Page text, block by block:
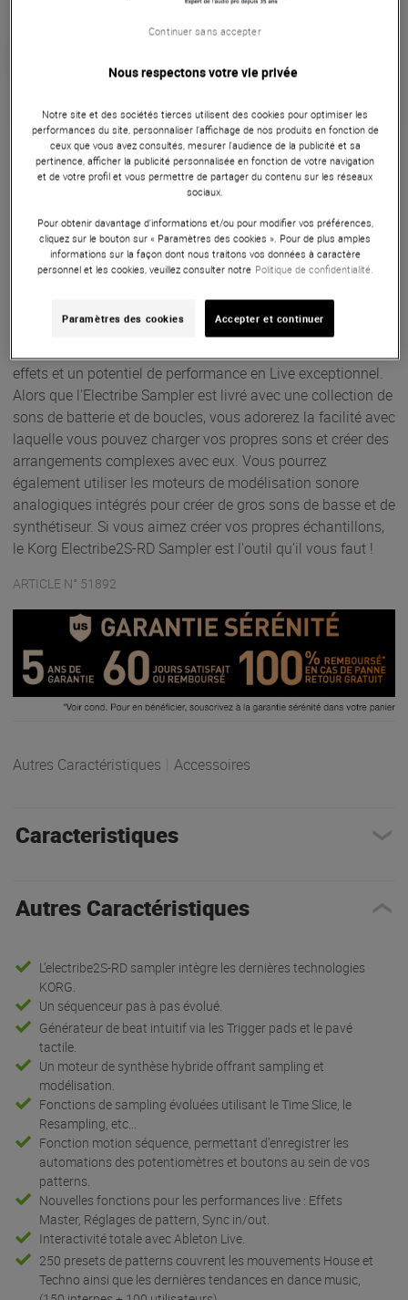
Choisir mon grade
Garantie3 ans
Eligible à la Garantie Sérénité
Modules de sons
Le Korg ElectribeES-RD Sampler est un Séquenceur
d'échantillons 16 parts, avec 16 pads sensibles à la
vélocité, 999 échantillons, 3 types de filtres, 38 types
Vous lui fournissez les échantillons, et la station de travail
de production musicale Korg Electribe Sampler fournit un
effets et un potentiel de performance en Live exceptionnel.
Alors que l'Electribe Sampler est livré avec une collection de
sons de batterie et de boucles, vous adorerez la facilité avec
laquelle vous pouvez charger vos propres sons et créer des
arrangements complexes avec eux. Vous pourrez
également utiliser les moteurs de modélisation sonore
analogiques intégrés pour créer de gros sons de basse et de
synthétiseur. Si vous aimez créer vos propres échantillons,
le Korg Electribe2S-RD Sampler est l'outil qu'il vous faut !
ARTICLE N° 51892
Autres Caractéristiques Accessoires
Caracteristiques
Autres Caractéristiques
L’electribe2S-RD sampler intègre les dernières technologies
KORG.
Un séquenceur pas à pas évolué.
Générateur de beat intuitif via les Trigger pads et le pavé
tactile.
Un moteur de synthèse hybride offrant sampling et
modélisation.
Fonctions de sampling évoluées utilisant le Time Slice, le
Resampling, etc...
Fonction motion séquence, permettant d’enregistrer les
automations des potentiomètres et boutons au sein de vos
patterns.
Nouvelles fonctions pour les performances live : Effets
Master, Réglages de pattern, Sync in/out.
Interactivité totale avec Ableton Live.
250 presets de patterns couvrent les mouvements House et
Techno ainsi que les dernières tendances en dance music,
Nous respectons votre vie privée
Notre site et des sociétés tierces utilisent des cookies pour optimiser les
performances du site, personnaliser l’affichage de nos produits en fonction de
ceux que vous avez consultés, mesurer l'audience de la publicité et sa
pertinence, afficher la publicité personnalisée en fonction de votre navigation
et de votre profil et vous permettre de partager du contenu sur les réseaux
sociaux.
Pour obtenir davantage d'informations et/ou pour modifier vos préférences,
cliquez sur le bouton sur « Paramètres des cookies ». Pour de plus amples
informations sur la façon dont nous traitons vos données à caractère
personnel et les cookies, veuillez consulter notre Politique de confidentialité.
Paramètres des cookies Accepter et continuer
Continuer sans accepter